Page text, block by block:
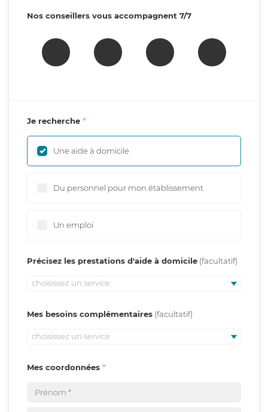
Nos conseillers vous accompagnent 7/7
Je recherche
Une aide à domicile
Du personnel pour mon établissement
Un emploi
Précisez les prestations d'aide à domicile
choisissez un service
Mes besoins complémentaires
choisissez un service
Mes coordonnées